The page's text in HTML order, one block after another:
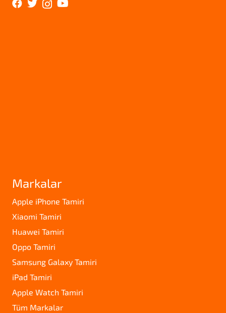
Markalar
Apple iPhone Tamiri
Xiaomi Tamiri
Huawei Tamiri
Oppo Tamiri
Samsung Galaxy Tamiri
iPad Tamiri
Apple Watch Tamiri
Tüm Markalar